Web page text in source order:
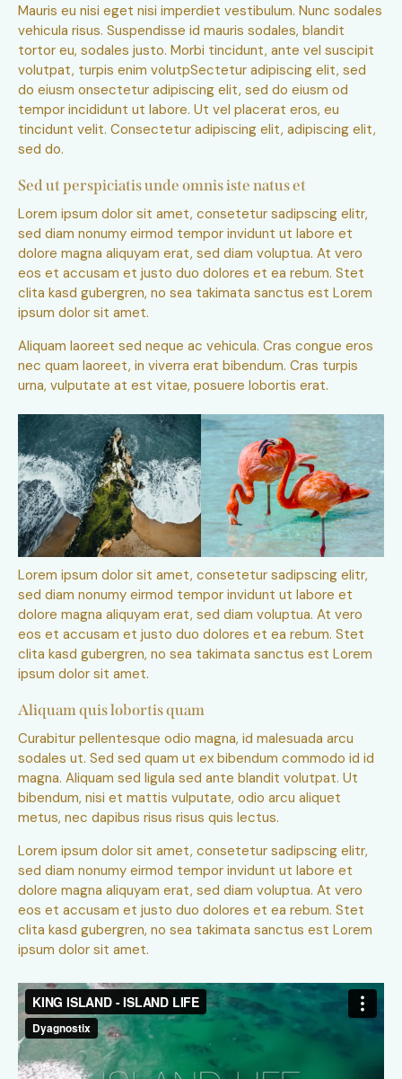
Mauris eu nisi eget nisi imperdiet vestibulum. Nunc sodales
vehicula risus. Suspendisse id mauris sodales, blandit
tortor eu, sodales justo. Morbi tincidunt, ante vel suscipit
volutpat, turpis enim volutpSectetur adipiscing elit, sed
do eiusm onsectetur adipiscing elit, sed do eiusm od
tempor incididunt ut labore. Ut vel placerat eros, eu
tincidunt velit. Consectetur adipiscing elit, adipiscing elit,
sed do.
Sed ut perspiciatis unde omnis iste natus et
Lorem ipsum dolor sit amet, consetetur sadipscing elitr,
sed diam nonumy eirmod tempor invidunt ut labore et
dolore magna aliquyam erat, sed diam voluptua. At vero
eos et accusam et justo duo dolores et ea rebum. Stet
clita kasd gubergren, no sea takimata sanctus est Lorem
ipsum dolor sit amet.
Aliquam laoreet sed neque ac vehicula. Cras congue eros
nec quam laoreet, in viverra erat bibendum. Cras turpis
urna, vulputate at est vitae, posuere lobortis erat.
Lorem ipsum dolor sit amet, consetetur sadipscing elitr,
sed diam nonumy eirmod tempor invidunt ut labore et
dolore magna aliquyam erat, sed diam voluptua. At vero
eos et accusam et justo duo dolores et ea rebum. Stet
clita kasd gubergren, no sea takimata sanctus est Lorem
ipsum dolor sit amet.
Aliquam quis lobortis quam
Curabitur pellentesque odio magna, id malesuada arcu
sodales ut. Sed sed quam ut ex bibendum commodo id id
magna. Aliquam sed ligula sed ante blandit volutpat. Ut
bibendum, nisi et mattis vulputate, odio arcu aliquet
metus, nec dapibus risus risus quis lectus.
Lorem ipsum dolor sit amet, consetetur sadipscing elitr,
sed diam nonumy eirmod tempor invidunt ut labore et
dolore magna aliquyam erat, sed diam voluptua. At vero
eos et accusam et justo duo dolores et ea rebum. Stet
clita kasd gubergren, no sea takimata sanctus est Lorem
ipsum dolor sit amet.